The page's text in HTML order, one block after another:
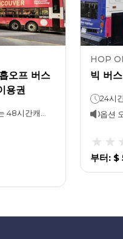
오프 버스
용권
홉온홉오프: 24시간 또는 48시간캐나다 상공 비행: 약 30분
HOP
빅 버
24시
옵션
부터: $